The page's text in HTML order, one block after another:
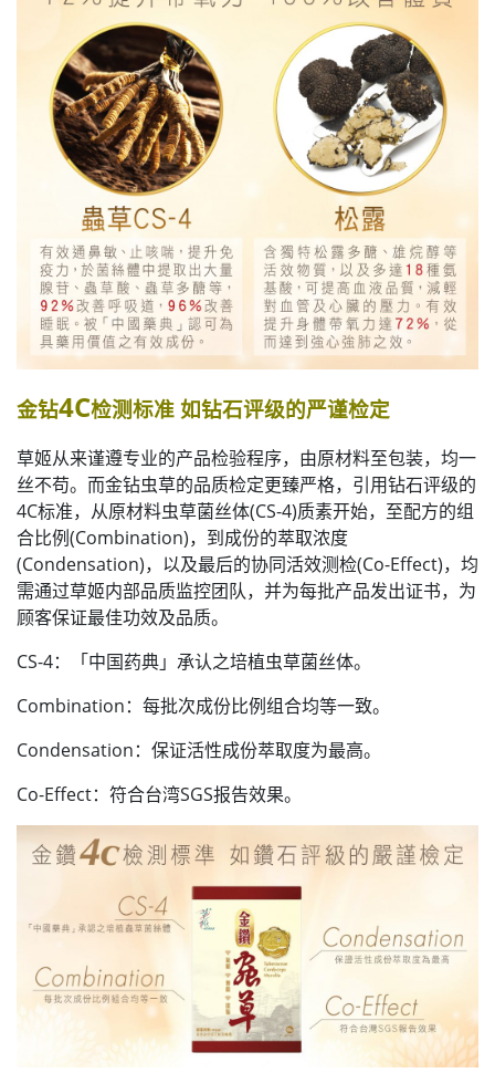
金钻4C检测标准 如钻石评级的严谨检定
草姬从来谨遵专业的产品检验程序，由原材料至包装，均一
丝不苟。而金钻虫草的品质检定更臻严格，引用钻石评级的
4C标准，从原材料虫草菌丝体(CS-4)质素开始，至配方的组
合比例(Combination)，到成份的萃取浓度
(Condensation)，以及最后的协同活效测检(Co-Effect)，均
需通过草姬内部品质监控团队，并为每批产品发出证书，为
顾客保证最佳功效及品质。
CS-4：「中国药典」承认之培植虫草菌丝体。
Combination：每批次成份比例组合均等一致。
Condensation：保证活性成份萃取度为最高。
Co-Effect：符合台湾SGS报告效果。